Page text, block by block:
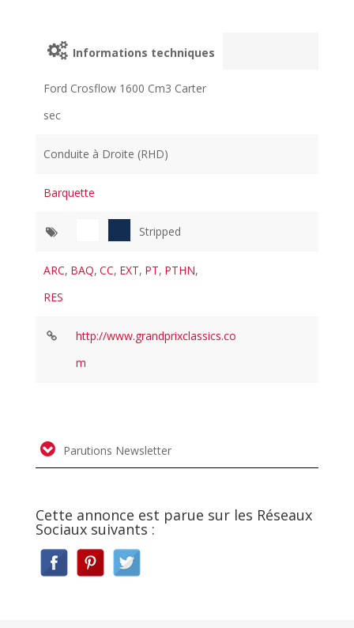
Informations techniques
Ford Crosflow 1600 Cm3 Carter
sec
Conduite à Droite (RHD)
Barquette
Stripped
ARC, BAQ, CC, EXT, PT, PTHN,
RES
http://www.grandprixclassics.co
m
Parutions Newsletter
Cette annonce est parue sur les Réseaux
Sociaux suivants :